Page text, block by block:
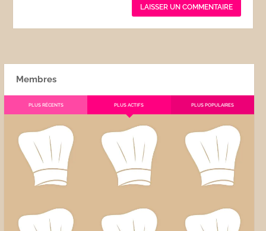
Membres
PLUS RÉCENTS PLUS ACTIFS PLUS POPULAIRES